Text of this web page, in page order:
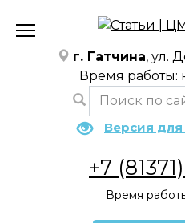
содержанию
г. Гатчина, ул.
Время работы:
Версия
+7 (81371)
Время